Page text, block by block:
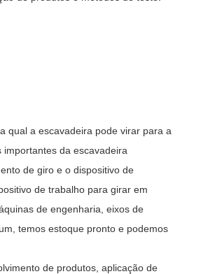
qual a escavadeira pode virar para a
da escavadeira
de giro e o dispositivo de
de trabalho para girar em
de engenharia, eixos de
temos estoque pronto e podemos
de produtos, aplicação de